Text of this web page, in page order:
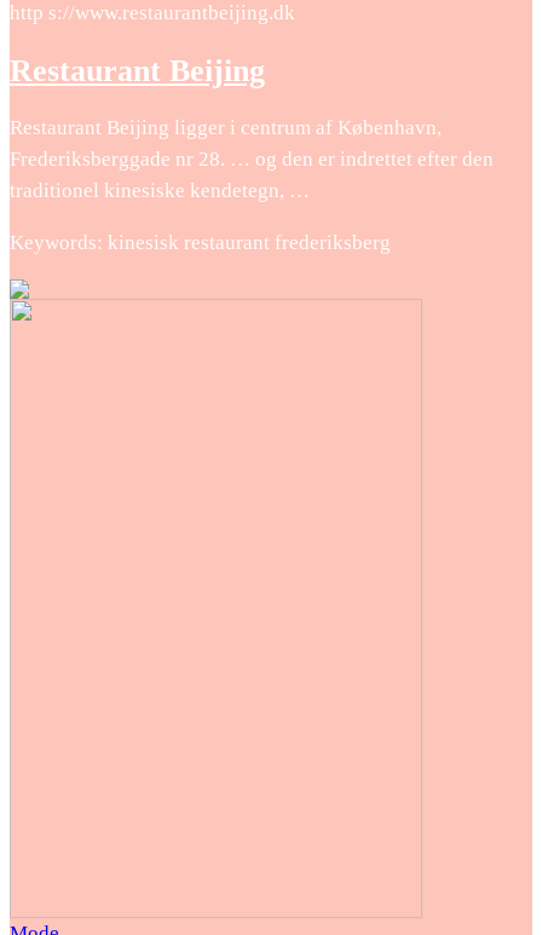
http s://www.restaurantbeijing.dk
Restaurant Beijing
Restaurant Beijing ligger i centrum af København,
Frederiksberggade nr 28. … og den er indrettet efter den
traditionel kinesiske kendetegn, …
Keywords: kinesisk restaurant frederiksberg